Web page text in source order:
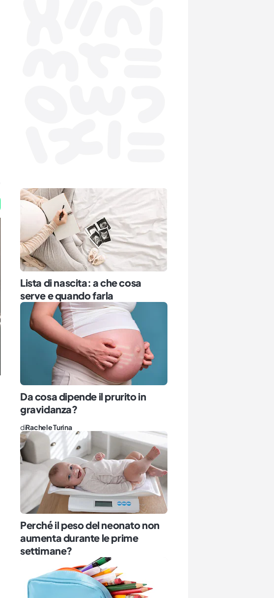
Lista di nascita: a che cosa
serve e quando farla
Da cosa dipende il prurito in
gravidanza?
diRachele Turina
Perché il peso del neonato non
aumenta durante le prime
settimane?